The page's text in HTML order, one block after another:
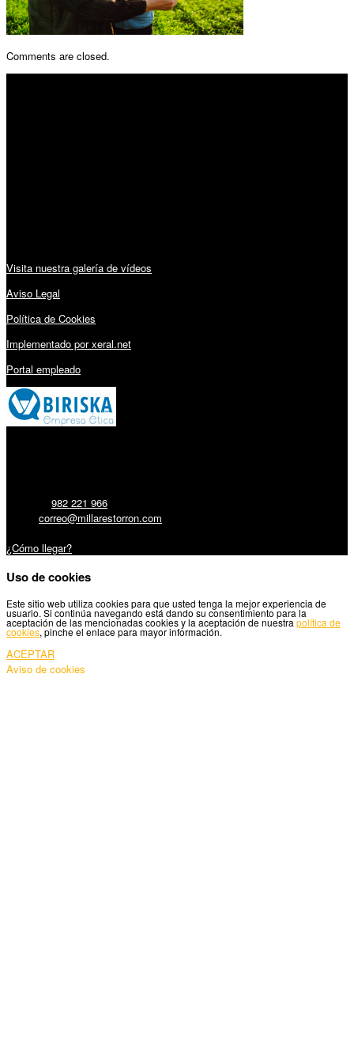
Comments are closed.
Visita nuestra galería de vídeos
Aviso Legal
Política de Cookies
Implementado por xeral.net
Portal empleado
982 221 966
correo@millarestorron.com
¿Cómo llegar?
Uso de cookies
Este sitio web utiliza cookies para que usted tenga la mejor experiencia de
usuario. Si continúa navegando está dando su consentimiento para la
aceptación de las mencionadas cookies y la aceptación de nuestra política de
cookies, pinche el enlace para mayor información.
ACEPTAR
Aviso de cookies